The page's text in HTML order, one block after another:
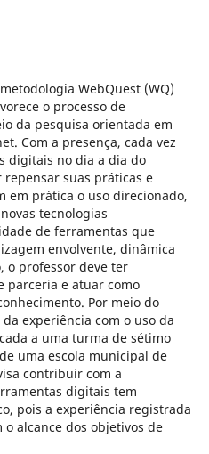
WebQuest (WQ)
o processo de
da pesquisa orientada em
Com a presença, cada vez
digitais no dia a dia do
suas práticas e
em prática o uso direcionado,
tecnologias
de ferramentas que
envolvente, dinâmica
o professor deve ter
parceria e atuar como
Por meio do
experiência com o uso da
a uma turma de sétimo
uma escola municipal de
contribuir com a
digitais tem
pois a experiência registrada
alcance dos objetivos de